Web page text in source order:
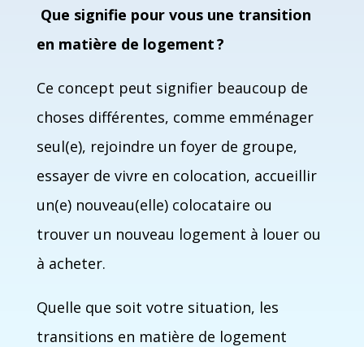
Que signifie pour vous une transition
en matière de logement ?
Ce concept peut signifier beaucoup de
choses différentes, comme emménager
seul(e), rejoindre un foyer de groupe,
essayer de vivre en colocation, accueillir
un(e) nouveau(elle) colocataire ou
trouver un nouveau logement à louer ou
à acheter.
Quelle que soit votre situation, les
transitions en matière de logement